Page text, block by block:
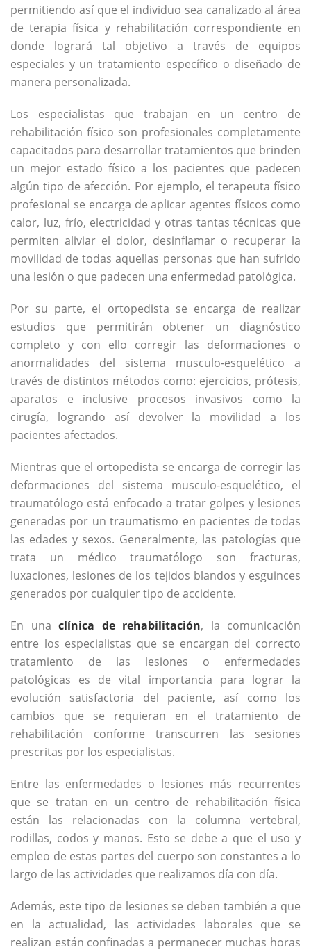
permitiendo así que el individuo sea canalizado al área
de terapia física y rehabilitación correspondiente en
donde logrará tal objetivo a través de equipos
especiales y un tratamiento específico o diseñado de
manera personalizada.
Los especialistas que trabajan en un centro de
rehabilitación físico son profesionales completamente
capacitados para desarrollar tratamientos que brinden
un mejor estado físico a los pacientes que padecen
algún tipo de afección. Por ejemplo, el terapeuta físico
profesional se encarga de aplicar agentes físicos como
calor, luz, frío, electricidad y otras tantas técnicas que
permiten aliviar el dolor, desinflamar o recuperar la
movilidad de todas aquellas personas que han sufrido
una lesión o que padecen una enfermedad patológica.
Por su parte, el ortopedista se encarga de realizar
estudios que permitirán obtener un diagnóstico
completo y con ello corregir las deformaciones o
anormalidades del sistema musculo-esquelético a
través de distintos métodos como: ejercicios, prótesis,
aparatos e inclusive procesos invasivos como la
cirugía, logrando así devolver la movilidad a los
pacientes afectados.
Mientras que el ortopedista se encarga de corregir las
deformaciones del sistema musculo-esquelético, el
traumatólogo está enfocado a tratar golpes y lesiones
generadas por un traumatismo en pacientes de todas
las edades y sexos. Generalmente, las patologías que
trata un médico traumatólogo son fracturas,
luxaciones, lesiones de los tejidos blandos y esguinces
generados por cualquier tipo de accidente.
En una clínica de rehabilitación, la comunicación
entre los especialistas que se encargan del correcto
tratamiento de las lesiones o enfermedades
patológicas es de vital importancia para lograr la
evolución satisfactoria del paciente, así como los
cambios que se requieran en el tratamiento de
rehabilitación conforme transcurren las sesiones
prescritas por los especialistas.
Entre las enfermedades o lesiones más recurrentes
que se tratan en un centro de rehabilitación física
están las relacionadas con la columna vertebral,
rodillas, codos y manos. Esto se debe a que el uso y
empleo de estas partes del cuerpo son constantes a lo
largo de las actividades que realizamos día con día.
Además, este tipo de lesiones se deben también a que
en la actualidad, las actividades laborales que se
realizan están confinadas a permanecer muchas horas